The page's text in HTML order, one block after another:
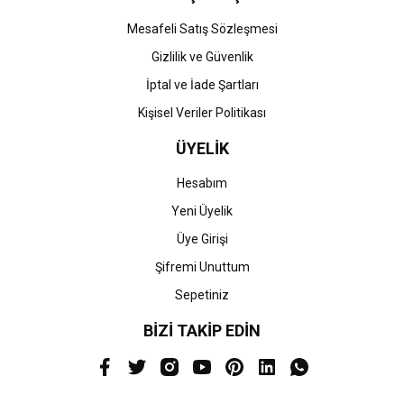
Mesafeli Satış Sözleşmesi
Gizlilik ve Güvenlik
İptal ve İade Şartları
Kişisel Veriler Politikası
ÜYELİK
Hesabım
Yeni Üyelik
Üye Girişi
Şifremi Unuttum
Sepetiniz
BİZİ TAKİP EDİN